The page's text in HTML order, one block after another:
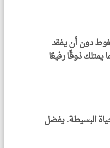
دون أن يفقد
يمتلك ذوقًا رفيعًا
البسيطة. يفضل